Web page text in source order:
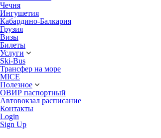
Чечня
Ингушетия
Кабардино-Балкария
Грузия
Визы
Билеты
Услуги
Ski-Bus
Трансфер на море
MICE
Полезное
ОВИР паспортный
Автовокзал расписание
Контакты
Login
Sign Up